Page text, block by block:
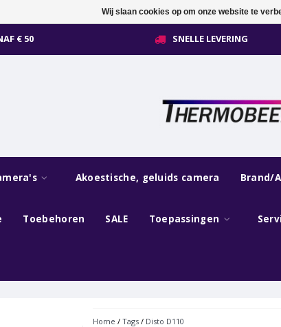
€ 50 SNELLE LEVERING
Akoestische, geluids camera Brand/
Toebehoren SALE Toepassingen
Home / Tags/ Disto D110
Wij slaan cookies op om onze website te